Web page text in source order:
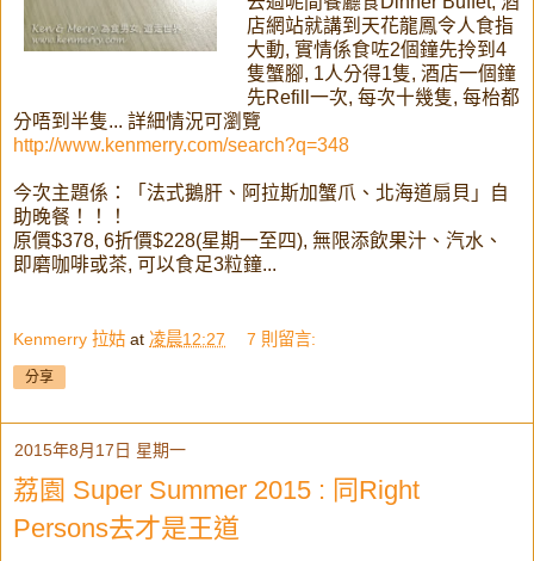
店網站就講到天花龍鳳令人食指
大動, 實情係食咗2個鐘先拎到4
隻蟹腳, 1人分得1隻, 酒店一個鐘
先Refill一次, 每次十幾隻, 每枱都
分唔到半隻... 詳細情況可瀏覽
http://www.kenmerry.com/search?q=348
今次主題係：「法式鵝肝、阿拉斯加蟹爪、北海道扇貝」自
助晚餐！！！
原價$378, 6折價$228(星期一至四), 無限添飲果汁、汽水、
即磨咖啡或茶, 可以食足3粒鐘...
Kenmerry 拉姑 at 凌晨12:27 7 則留言:
分享
2015年8月17日 星期一
荔園 Super Summer 2015 : 同Right
Persons去才是王道